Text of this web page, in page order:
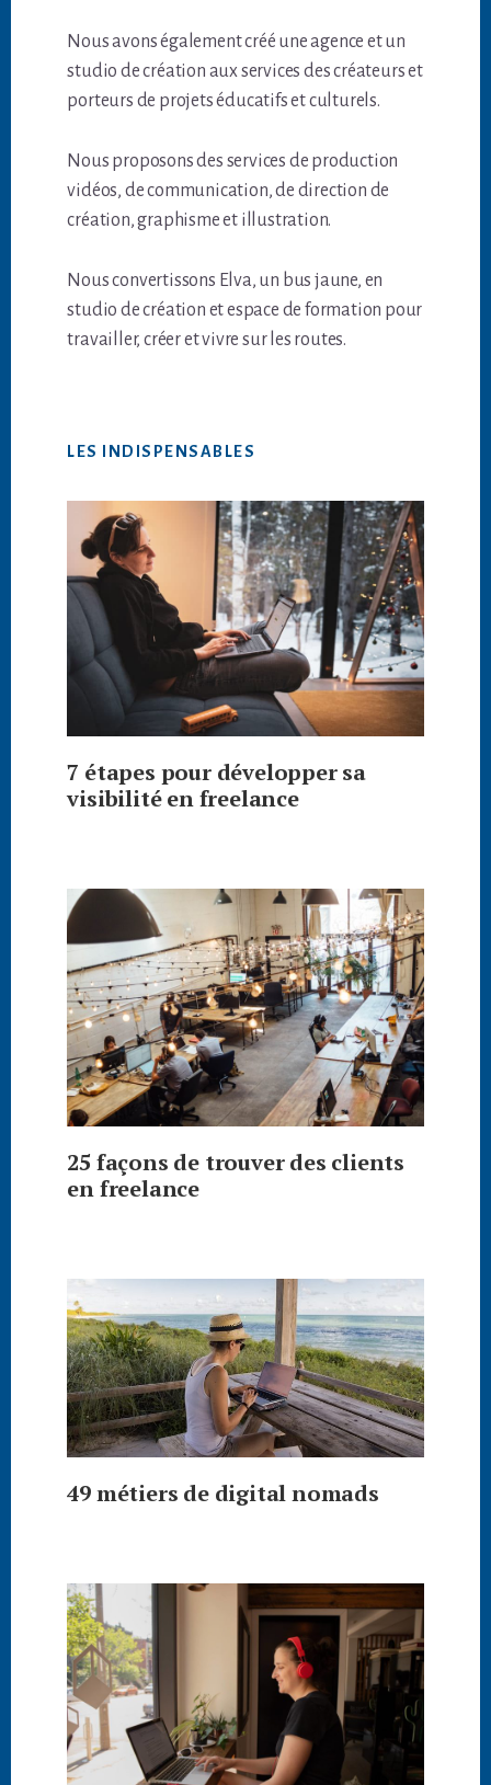
Nous avons également créé une agence et un
studio de création aux services des créateurs et
porteurs de projets éducatifs et culturels.
Nous proposons des services de production
vidéos, de communication, de direction de
création, graphisme et illustration.
Nous convertissons Elva, un bus jaune, en
studio de création et espace de formation pour
travailler, créer et vivre sur les routes.
LES INDISPENSABLES
7 étapes pour développer sa
visibilité en freelance
25 façons de trouver des clients
en freelance
49 métiers de digital nomads